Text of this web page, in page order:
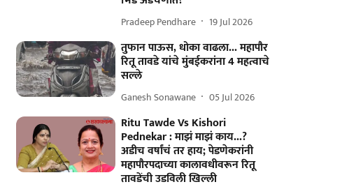
Pradeep Pendhare 19 Jul 2026
तुफान पाऊस, धोका वाढला... महापौर
रितू तावडे यांचे मुंबईकरांना 4 महत्वाचे
सल्ले
Ganesh Sonawane 05 Jul 2026
Ritu Tawde Vs Kishori
Pednekar : माझं माझं काय...?
अडीच वर्षांचं तर हाय; पेडणेकरांनी
महापौरपदाच्या कालावधीवरून रितू
तावडेंची उडविली खिल्ली